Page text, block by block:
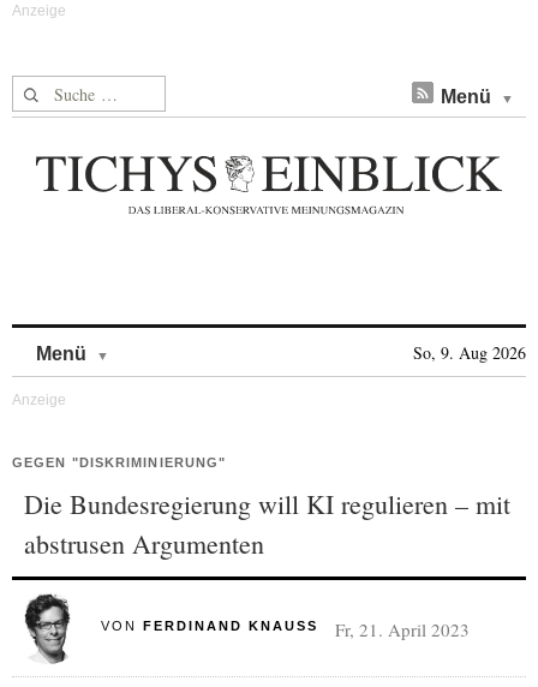
Suche nach: Menü
Menü So, 9. Aug 2026
GEGEN "DISKRIMINIERUNG"
Die Bundesregierung will KI regulieren – mit
abstrusen Argumenten
VON FERDINAND KNAUSS Fr, 21. April 2023